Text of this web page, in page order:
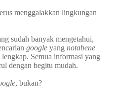
menggalakkan lingkungan
sudah banyak mengetahui,
google yang notabene
Semua informasi yang
dengan begitu mudah.
, bukan?